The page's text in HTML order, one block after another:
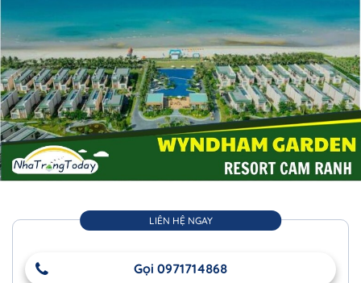
LIÊN HỆ NGAY
Gọi 0971714868